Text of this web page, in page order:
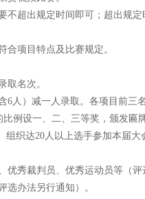
不超出规定时间即可；超出规
合项目特点及比赛规定。
取名次。
6人）减一人录取。各项目前
比例设一、二、三等奖，颁发匾
组织达20人以上选手参加本届
优秀裁判员、优秀运动员等（
选办法另行通知）。